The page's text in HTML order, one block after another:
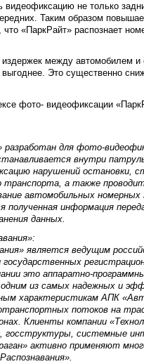
не только
Таким образом
«ПаркРайт» распознает
между автомобилем
выгоднее. Это существенно
фото- видеофиксации
для фото-
внутри
нарушений остановки,
транспорта, а также
автомобильных номерных
полученная информация
данных.
является ведущим
это аппаратно-
из самых надежных и
характеристикам АПК
потоков на
Клиенты компании
госструктуры, системные
активно применяют